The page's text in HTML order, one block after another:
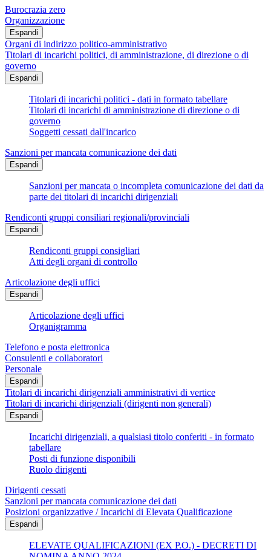
Burocrazia zero
Organizzazione
Espandi
Organi di indirizzo politico-amministrativo
Titolari di incarichi politici, di amministrazione, di direzione o di
governo
Espandi
Titolari di incarichi politici - dati in formato tabellare
Titolari di incarichi di amministrazione di direzione o di
governo
Soggetti cessati dall'incarico
Sanzioni per mancata comunicazione dei dati
Espandi
Sanzioni per mancata o incompleta comunicazione dei dati da
parte dei titolari di incarichi dirigenziali
Rendiconti gruppi consiliari regionali/provinciali
Espandi
Rendiconti gruppi consigliari
Atti degli organi di controllo
Articolazione degli uffici
Espandi
Articolazione degli uffici
Organigramma
Telefono e posta elettronica
Consulenti e collaboratori
Personale
Espandi
Titolari di incarichi dirigenziali amministrativi di vertice
Titolari di incarichi dirigenziali (dirigenti non generali)
Espandi
Incarichi dirigenziali, a qualsiasi titolo conferiti - in formato
tabellare
Posti di funzione disponibili
Ruolo dirigenti
Dirigenti cessati
Sanzioni per mancata comunicazione dei dati
Posizioni organizzative / Incarichi di Elevata Qualificazione
Espandi
ELEVATE QUALIFICAZIONI (EX P.O.) - DECRETI DI